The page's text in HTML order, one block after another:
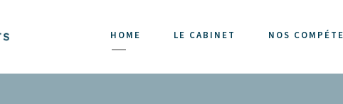
HOME LE CABINET NOS